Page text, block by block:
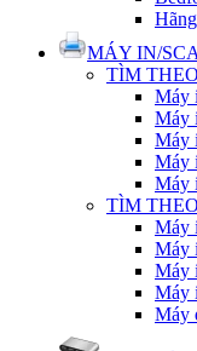
MÁY IN/
TÌM
Máy
Máy
Máy
Máy
Máy
TÌM
Máy
Máy
Máy
Máy
Máy